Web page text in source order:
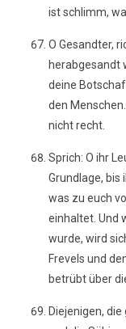
ist schlimm,
O Gesandter,
herabgesandt
deine
den
nicht recht.
Sprich: O ihr
Grundlage, bis
was zu euch
einhaltet. Und
wurde, wird
Frevels und
betrübt über
Diejenigen,